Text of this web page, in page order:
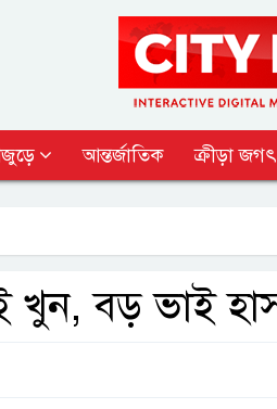
আন্তর্জাতিক ক্রীড়া জগৎ
খুন, বড় ভাই